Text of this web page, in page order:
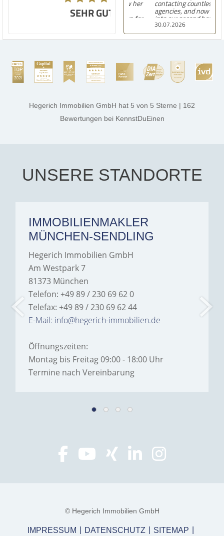
SEHR GUT
30.07.2026
contacting countless
agencies, and now settling
into our second house, I
know firsthand how
challenging and
overwhelming the German
stands out far above the
rest. They made the entire
process smooth,
thanks, and a huge part of
the credit goes to Amelie
Jamrowâ€”she was
exceptionally professional,
Hegerich Immobilien to
anyone looking for a home.
Hegerich Immobilien GmbH hat 5 von 5 Sterne | 162
Bewertungen bei KennstDuEinen
UNSERE STANDORTE
IMMOBILIENMAKLER
MÜNCHEN-SENDLING
Hegerich Immobilien GmbH
Am Westpark 7
81373 München
Telefon: +49 89 / 230 69 62 0
Telefax: +49 89 / 230 69 62 44
E-Mail: info@hegerich-immobilien.de
Öffnungszeiten:
Montag bis Freitag 09:00 - 18:00 Uhr
Termine nach Vereinbarung
© Hegerich Immobilien GmbH
IMPRESSUM DATENSCHUTZ SITEMAP